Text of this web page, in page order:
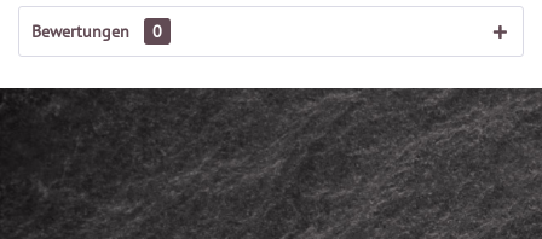
Bewertungen 0